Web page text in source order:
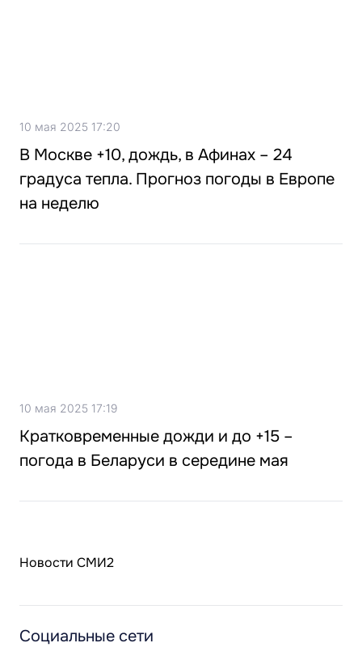
10 мая 2025 17:20
В Москве +10, дождь, в Афинах – 24
градуса тепла. Прогноз погоды в Европе
на неделю
10 мая 2025 17:19
Кратковременные дожди и до +15 –
погода в Беларуси в середине мая
Новости СМИ2
Социальные сети